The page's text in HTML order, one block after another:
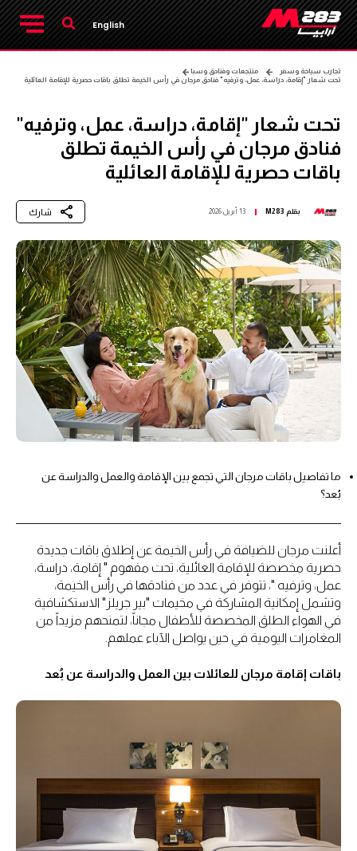
English
تجارب سياحة وسفر
منتجعات وفنادق وسبا
تحت شعار "إقامة، دراسة، عمل، وترفيه" فنادق مرجان في رأس الخيمة تطلق باقات حصرية للإقامة العائلية
تحت شعار "إقامة، دراسة، عمل، وترفيه"
فنادق مرجان في رأس الخيمة تطلق
باقات حصرية للإقامة العائلية
بقلم M283 13 أبريل 2026 شارك
ما تفاصيل باقات مرجان التي تجمع بين الإقامة والعمل والدراسة عن
بُعد؟
أعلنت مرجان للضيافة في رأس الخيمة عن إطلاق باقات جديدة
حصرية مخصصة للإقامة العائلية، تحت مفهوم " إقامة، دراسة،
عمل، وترفيه "، تتوفر في عدد من فنادقها في رأس الخيمة،
وتشمل إمكانية المشاركة في مخيمات "بير جريلز" الاستكشافية
في الهواء الطلق المخصصة للأطفال مجاناً، لتمنحهم مزيداً من
المغامرات اليومية في حين يواصل الآباء عملهم.
باقات إقامة مرجان للعائلات بين العمل والدراسة عن بُعد